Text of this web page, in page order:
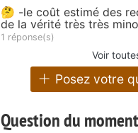
🤔 -le coût estimé des
de la vérité très très
1 réponse(s)
Voir
Posez votre
Question du moment